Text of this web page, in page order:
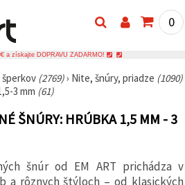
0
a získajte DOPRAVU ZADARMO!
šperkov (2769)› Nite, šnúry, priadze (1090)
3 mm (61)
ŠNÚRY: HRÚBKA 1,5 MM - 3
šnúr od EM ART prichádza v
a rôznych štýloch – od klasických